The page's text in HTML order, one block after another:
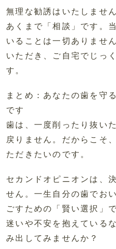
無理な勧誘はいたしませ
あくまで「相談」です。
いることは一切ありませ
いただき、ご自宅でじっ
す。
まとめ：あなたの歯を守
です
歯は、一度削ったり抜い
戻りません。だからこそ
ただきたいのです。
セカンドオピニオンは、
せん。一生自分の歯でお
ごすための「賢い選択」
迷いや不安を抱えている
み出してみませんか？